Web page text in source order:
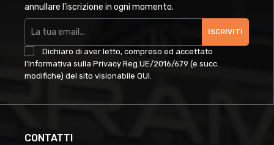
annullare l'iscrizione in ogni momento.
ISCRIVITI
Dichiaro di aver letto, compreso ed accettato
l'Informativa sulla Privacy Reg.UE/2016/679 (e succ.
modifiche) del sito visionabile QUI
CONTATTI